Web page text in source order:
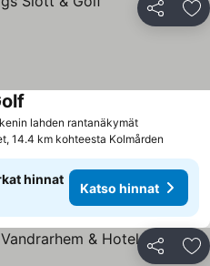
Jaa
lahden rantanäkymät
14.4 km kohteesta Kolmården
hinnat
Katso hinnat
Jaa